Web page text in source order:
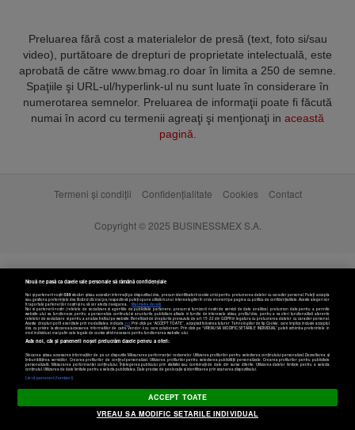
Preluarea fără cost a materialelor de presă (text, foto si/sau
video), purtătoare de drepturi de proprietate intelectuală, este
aprobată de către www.bmag.ro doar în limita a 250 de semne.
Spaţiile şi URL-ul/hyperlink-ul nu sunt luate în considerare în
numerotarea semnelor. Preluarea de informaţii poate fi făcută
numai în acord cu termenii agreaţi şi menţionaţi in această
pagină
Termeni și condiții Confidențialitate Cookies Contact
Copyright © 2025 BUSINESSMEX S.A.
Setări cookies
Nouă ne pasă ca datele tale personale să rămână confidențiale
Noi și partenerii noștri589stocăm și/sau accesăm informații pe dispozitivul dvs., precum identificatorii cookie unici pentru prelucrarea datelor cu caracter personal. Puteți accepta
sau gestiona preferințele dvs. făcând clic mai jos, respectiv vă puteți opune utilizării unui interes legitim în orice moment pe pagina cu politica de confidențialitate. Aceste alegeri vor
fi raportate partenerilor noștri și nu vă vor afecta navigarea.
Mai multe detalii
Noi si partenerii nostri (retelele de socializare si agentiile de publicitate partenere, precum si furnizorii nostri de servicii de date analitice) prelucram date pentru a permite
website-ului sa functioneze, pentru a personaliza continutul si anunturile publicitare afisate in functie de interesele si/sau profilul dvs., pentru a va oferi functionalitati aferente
retelelor de socializare si pentru a analiza traficul pe website. Beneficiati de drepturile prevazute de art. 15-22 din GDPR in legatura cu prelucrarea datelor cu caracter personal.
Aceste drepturi pot fi exercitate prin modalitatea indicataaici. Prin click pe “ACCEPT TOATE”, acceptati folosirea tuturor Tehnologiilor de tip Cookie, care implica inclusiv acceptul
dvs. cu privire la stocarea/accesarea informatiilor de catre Vendor-ii cu care colaboram. Prin click pe “VREAU SA MODIFIC SETARILE INDIVIDUAL” puteti schimba preferintele in
mod individual, mai putin cele legate de cookie strict necesare pentru functionarea website-ului.
Atât noi, cât și partenerii noștri prelucrăm datele pentru a oferi:
Stocarea și/sau accesarea informațiilor de pe un dispozitiv. Măsurarea performanței reclamelor. Utilizarea profilurilor pentru selectarea conținutului personalizat. Dezvoltarea și
îmbunătățirea serviciilor. Crearea profilurilor de conținut personalizat. Utilizarea profilurilor pentru selectarea publicității personalizate. Crearea profilurilor pentru publicitate
personalizată. Măsurarea performanței conținutului. Înțelegerea publicului prin statistici sau combinații de date din surse diferite. Utilizarea datelor limitate pentru a selecta
conținutul. Utilizarea de date limitate pentru a selecta publicitatea. Date precise de geolocație și identificarea prin scanarea dispozitivului.
Listă parteneri (furnizori)
ACCEPT TOATE
VREAU SA MODIFIC SETARILE INDIVIDUAL